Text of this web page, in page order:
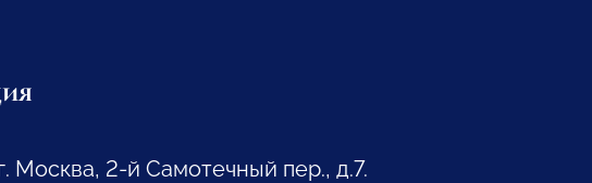
Москва, 2-й Самотечный пер., д.7.